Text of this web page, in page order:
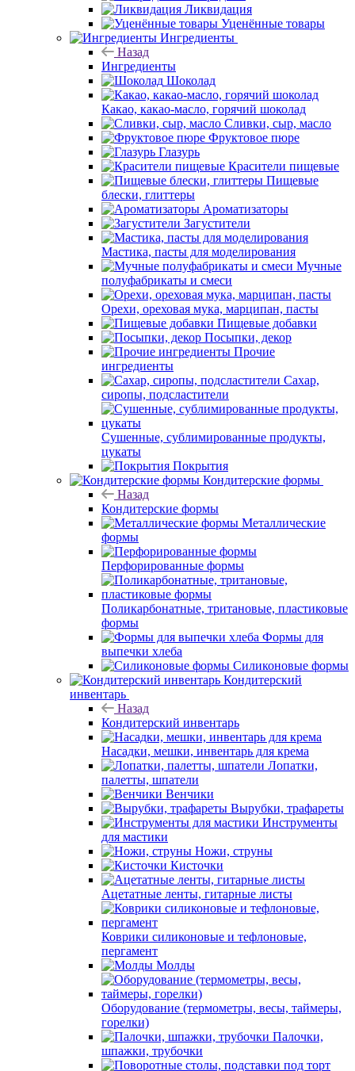
Ликвидация
Уценённые товары
Ингредиенты
Назад
Ингредиенты
Шоколад
Какао, какао-масло, горячий шоколад
Сливки, сыр, масло
Фруктовое пюре
Глазурь
Красители пищевые
Пищевые
блески, глиттеры
Ароматизаторы
Загустители
Мастика, пасты для моделирования
Мучные
полуфабрикаты и смеси
Орехи, ореховая мука, марципан, пасты
Пищевые добавки
Посыпки, декор
Прочие
ингредиенты
Сахар,
сиропы, подсластители
Сушенные, сублимированные продукты,
цукаты
Покрытия
Кондитерские формы
Назад
Кондитерские формы
Металлические
формы
Перфорированные формы
Поликарбонатные, тритановые, пластиковые
формы
Формы для
выпечки хлеба
Силиконовые формы
Кондитерский
инвентарь
Назад
Кондитерский инвентарь
Насадки, мешки, инвентарь для крема
Лопатки,
палетты, шпатели
Венчики
Вырубки, трафареты
Инструменты
для мастики
Ножи, струны
Кисточки
Ацетатные ленты, гитарные листы
Коврики силиконовые и тефлоновые,
пергамент
Молды
Оборудование (термометры, весы, таймеры,
горелки)
Палочки,
шпажки, трубочки